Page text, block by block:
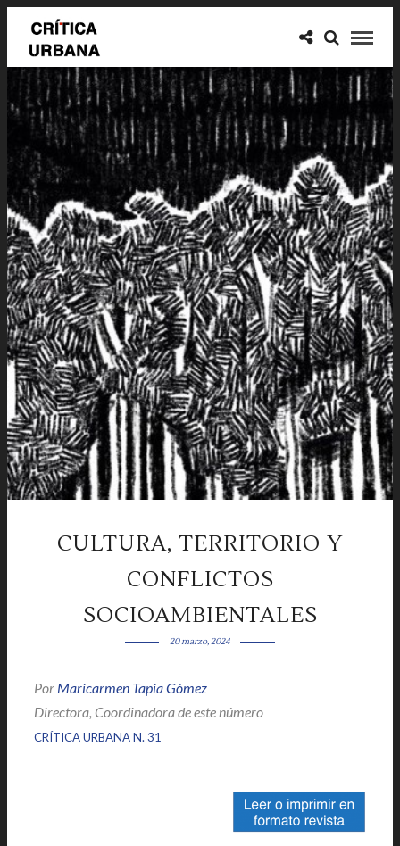
CULTURA, TERRITORIO Y
CONFLICTOS
SOCIOAMBIENTALES
20 marzo, 2024
Por Maricarmen TapiaGómez
Directora, Coordinadora de este número
CRÍTICA URBANA N. 31